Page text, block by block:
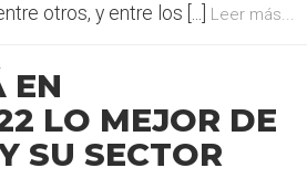
otros, y entre los [...] Leer más...
EN
LO MEJOR DE
SU SECTOR